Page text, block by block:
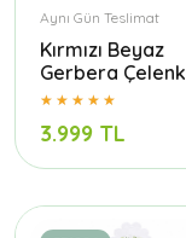
Aynı Gün Teslimat
Kırmızı Beyaz
Gerbera Çelenk
3.999 TL